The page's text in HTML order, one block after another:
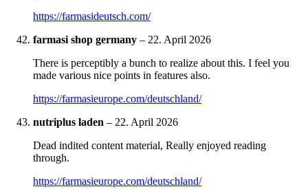
https://farmasideutsch.com/
farmasi shop germany – 22. April 2026
There is perceptibly a bunch to realize about this. I feel you
made various nice points in features also.
https://farmasieurope.com/deutschland/
nutriplus laden – 22. April 2026
Dead indited content material, Really enjoyed reading
through.
https://farmasieurope.com/deutschland/